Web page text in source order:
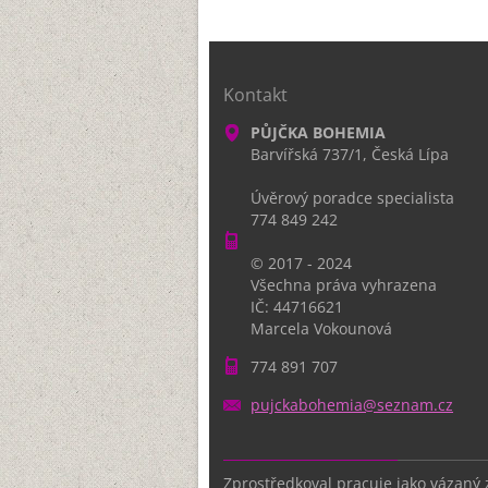
Kontakt
PŮJČKA BOHEMIA
Barvířská 737/1, Česká Lípa
Úvěrový poradce specialista
774 849 242
© 2017 - 2024
Všechna práva vyhrazena
IČ: 44716621
Marcela Vokounová
774 891 707
pujckabohemia@seznam.cz
Zprostředkoval pracuje jako vázaný